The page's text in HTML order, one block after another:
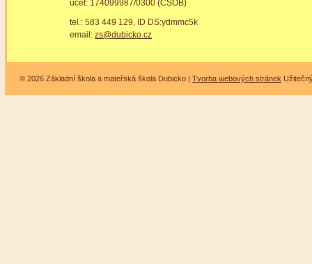
účet: 174099987/0300 (ČSOB)
tel.: 583 449 129, ID DS:ydmmc5k
email: zs@dubicko.cz
© 2026 Základní škola a mateřská škola Dubicko | Tvorba webových stránek